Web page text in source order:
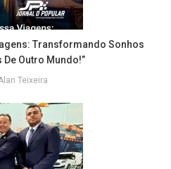
Transformando Sonhos
Outro Mundo!”
Teixeira